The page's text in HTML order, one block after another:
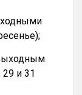
и 31